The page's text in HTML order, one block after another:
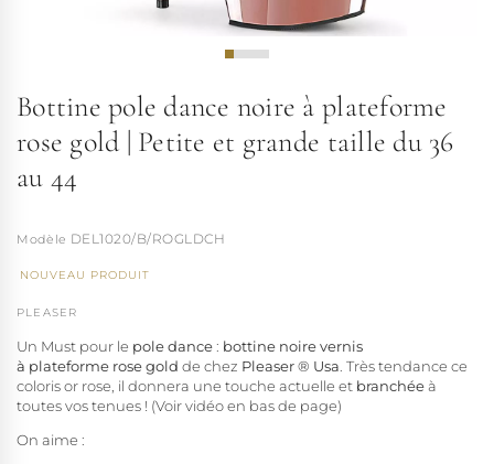
Bottine pole dance noire à plateforme
rose gold | Petite et grande taille du 36
au 44
DEL1020/B/ROGLDCH
NOUVEAU PRODUIT
PLEASER
Un Must pour le pole dance: bottine noire vernis
à plateforme rose gold de chez Pleaser ® Usa . Très tendance ce
coloris or rose, il donnera une touche actuelle et branchéeà
toutes vos tenues ! (Voir vidéo en bas de page)
On aime :